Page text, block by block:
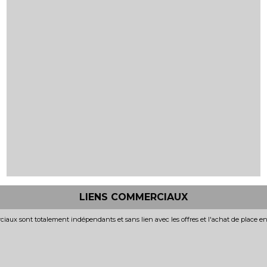
LIENS COMMERCIAUX
sont totalement indépendants et sans lien avec les offres et l'achat de place